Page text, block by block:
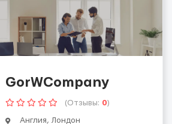
GorWCompany
(Отзывы: 0)
Англия, Лондон